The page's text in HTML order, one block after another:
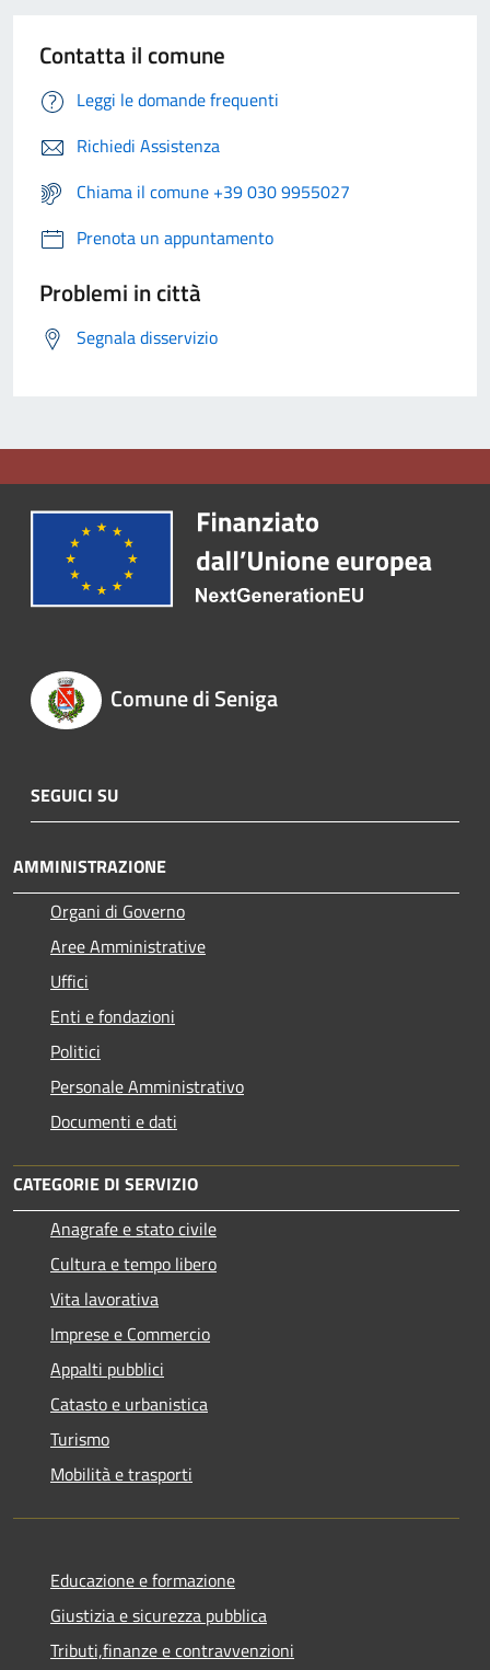
Contatta il comune
Leggi le domande frequenti
Richiedi Assistenza
Chiama il comune +39 030 9955027
Prenota un appuntamento
Problemi in città
Segnala disservizio
Comune di Seniga
SEGUICI SU
AMMINISTRAZIONE
Organi di Governo
Aree Amministrative
Uffici
Enti e fondazioni
Politici
Personale Amministrativo
Documenti e dati
CATEGORIE DI SERVIZIO
Anagrafe e stato civile
Cultura e tempo libero
Vita lavorativa
Imprese e Commercio
Appalti pubblici
Catasto e urbanistica
Turismo
Mobilità e trasporti
Educazione e formazione
Giustizia e sicurezza pubblica
Tributi,finanze e contravvenzioni